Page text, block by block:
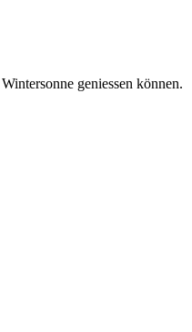
geniessen können.